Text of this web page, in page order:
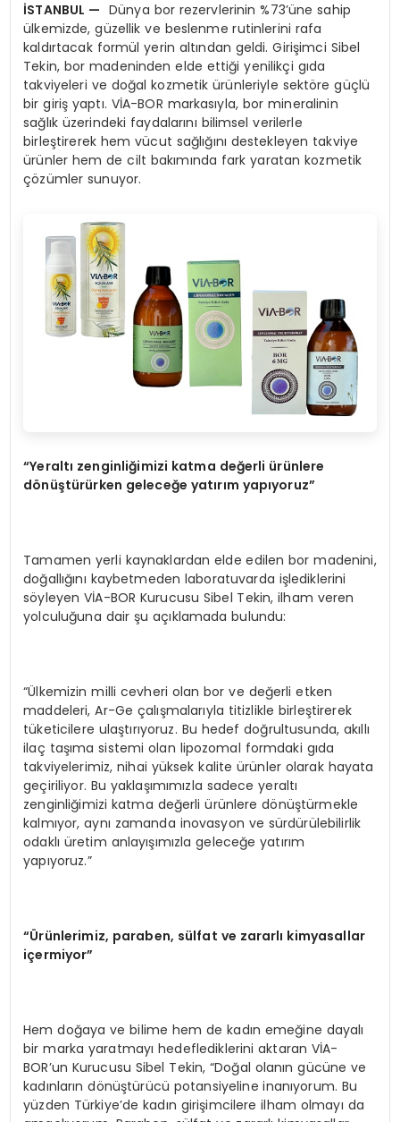
İSTANBUL — Dünya bor rezervlerinin %73’üne sahip
ülkemizde, güzellik ve beslenme rutinlerini rafa
kaldırtacak formül yerin altından geldi. Girişimci Sibel
Tekin, bor madeninden elde ettiği yenilikçi gıda
takviyeleri ve doğal kozmetik ürünleriyle sektöre güçlü
bir giriş yaptı. VİA-BOR markasıyla, bor mineralinin
sağlık üzerindeki faydalarını bilimsel verilerle
birleştirerek hem vücut sağlığını destekleyen takviye
ürünler hem de cilt bakımında fark yaratan kozmetik
çözümler sunuyor.
“Yeraltı zenginliğimizi katma değerli ürünlere
dönüştürürken geleceğe yatırım yapıyoruz”
Tamamen yerli kaynaklardan elde edilen bor madenini,
doğallığını kaybetmeden laboratuvarda işlediklerini
söyleyen VİA-BOR Kurucusu Sibel Tekin, ilham veren
yolculuğuna dair şu açıklamada bulundu:
“Ülkemizin milli cevheri olan bor ve değerli etken
maddeleri, Ar-Ge çalışmalarıyla titizlikle birleştirerek
tüketicilere ulaştırıyoruz. Bu hedef doğrultusunda, akıllı
ilaç taşıma sistemi olan lipozomal formdaki gıda
takviyelerimiz, nihai yüksek kalite ürünler olarak hayata
geçiriliyor. Bu yaklaşımımızla sadece yeraltı
zenginliğimizi katma değerli ürünlere dönüştürmekle
kalmıyor, aynı zamanda inovasyon ve sürdürülebilirlik
odaklı üretim anlayışımızla geleceğe yatırım
yapıyoruz.”
“Ürünlerimiz, paraben, sülfat ve zararlı kimyasallar
içermiyor”
Hem doğaya ve bilime hem de kadın emeğine dayalı
bir marka yaratmayı hedeflediklerini aktaran VİA-
BOR’un Kurucusu Sibel Tekin, “Doğal olanın gücüne ve
kadınların dönüştürücü potansiyeline inanıyorum. Bu
yüzden Türkiye’de kadın girişimcilere ilham olmayı da